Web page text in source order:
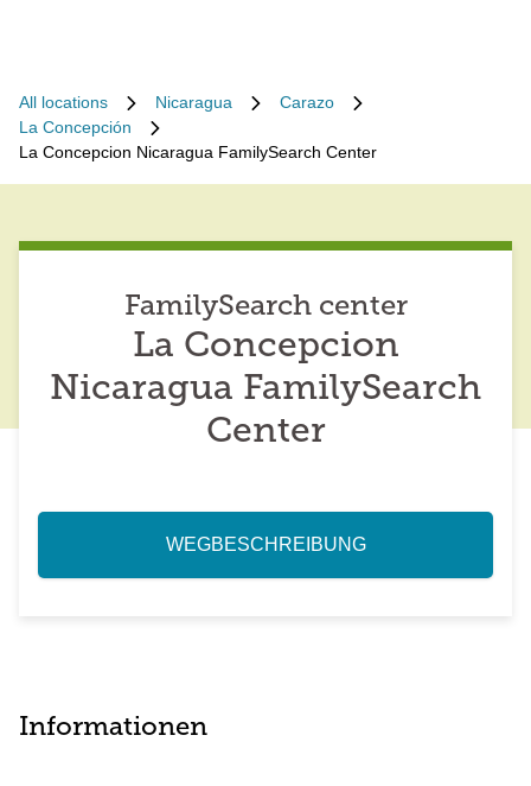
All locations Nicaragua
Carazo
La Concepción
La Concepcion Nicaragua FamilySearch Center
FamilySearch center
La Concepcion
Nicaragua FamilySearch
Center
WEGBESCHREIBUNG
Informationen